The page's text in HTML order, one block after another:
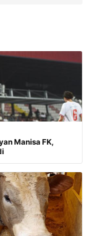
Manisa FK,